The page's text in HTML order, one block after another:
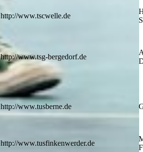
http://www.tscwelle.de
http://www.tsg-bergedorf.de
http://www.tusberne.de
http://www.tusfinkenwerder.de